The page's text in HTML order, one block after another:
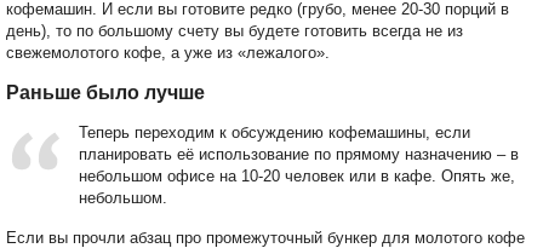
кофемашин. И если вы готовите редко (грубо, менее 20-30 порций в
день), то по большому счету вы будете готовить всегда не из
свежемолотого кофе, а уже из «лежалого».
Раньше было лучше
Теперь переходим к обсуждению кофемашины, если
планировать её использование по прямому назначению – в
небольшом офисе на 10-20 человек или в кафе. Опять же,
небольшом.
Если вы прочли абзац про промежуточный бункер для молотого кофе